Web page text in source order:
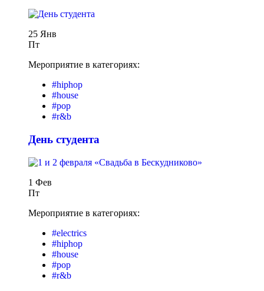
25 Янв
Пт
Мероприятие в категориях:
#hiphop
#house
#pop
#r&b
День студента
1 Фев
Пт
Мероприятие в категориях:
#electrics
#hiphop
#house
#pop
#r&b